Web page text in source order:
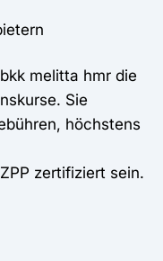
melitta hmr die
Sie
höchstens
zertifiziert sein.